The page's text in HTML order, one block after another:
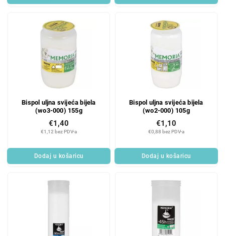
Bispol uljna svijeća bijela
(wo3-000) 155g
€1,12 bez PDV-a
€1,40
Dodaj u košaricu
Bispol uljna svijeća bijela
(wo2-000) 105g
€0,88 bez PDV-a
€1,10
Dodaj u košaricu